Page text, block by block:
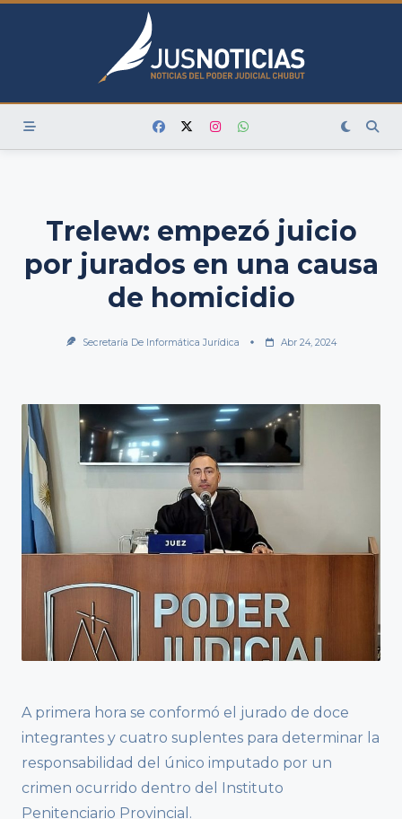
Skip
Trelew: empezó juicio
por jurados en una causa
de homicidio
Secretaría De Informática Jurídica Abr 24, 2024
A primera hora se conformó el jurado de doce
integrantes y cuatro suplentes para determinar la
responsabilidad del único imputado por un
crimen ocurrido dentro del Instituto
Penitenciario Provincial.